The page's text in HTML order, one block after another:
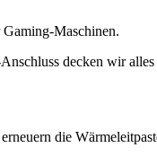
Maschinen.
decken wir alles
die